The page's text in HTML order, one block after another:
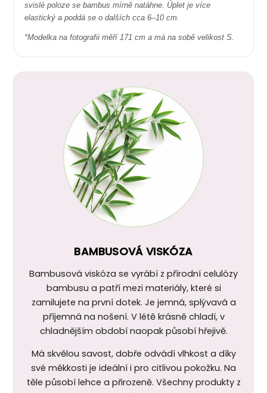
svislé poloze se bambus mírně natáhne. Úplet je více
elastický a poddá se o dalších cca 6–10 cm.
*Modelka na fotografii měří 171 cm a má na sobě velikost S.
BAMBUSOVÁ VISKÓZA
Bambusová viskóza se vyrábí z přírodní celulózy
bambusu a patří mezi materiály, které si
zamilujete na první dotek. Je jemná, splývavá a
příjemná na nošení. V létě krásně chladí, v
chladnějším období naopak působí hřejivě.
Má skvělou savost, dobře odvádí vlhkost a díky
své měkkosti je ideální i pro citlivou pokožku. Na
těle působí lehce a přirozeně. Všechny produkty z